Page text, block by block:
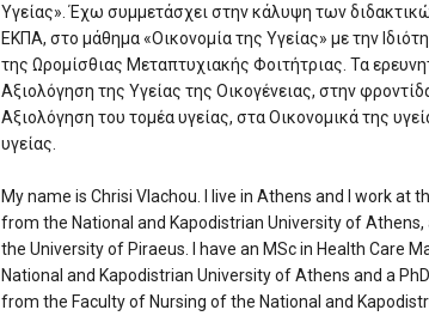
Υγείας». Έχω συμμετάσχει στην κάλυψη των
ΕΚΠΑ, στο μάθημα «Οικονομία της Υγείας» με την
της Ωρομίσθιας Μεταπτυχιακής Φοιτήτριας. Τα
Αξιολόγηση της Υγείας της Οικογένειας, στην
Αξιολόγηση του τομέα υγείας, στα Οικονομικά της
υγείας.
My name is Chrisi Vlachou. I live in Athens and I work at
from the National and Kapodistrian University of
the University of Piraeus. I have an MSc in Health Care
National and Kapodistrian University of Athens and a
from the Faculty of Nursing of the National and